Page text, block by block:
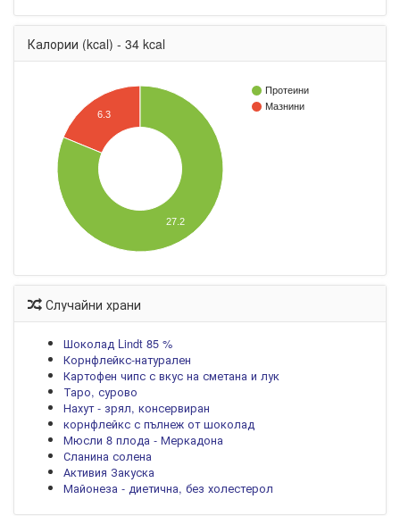
Калории (kcal) - 34 kcal
Протеини
Мазнини
6.3
27.2
Случайни храни
Шоколад Lindt 85 %
Корнфлейкс-натурален
Картофен чипс с вкус на сметана и лук
Таро, сурово
Нахут - зрял, консервиран
корнфлейкс с пълнеж от шоколад
Мюсли 8 плода - Меркадона
Сланина солена
Активия Закуска
Майонеза - диетична, без холестерол